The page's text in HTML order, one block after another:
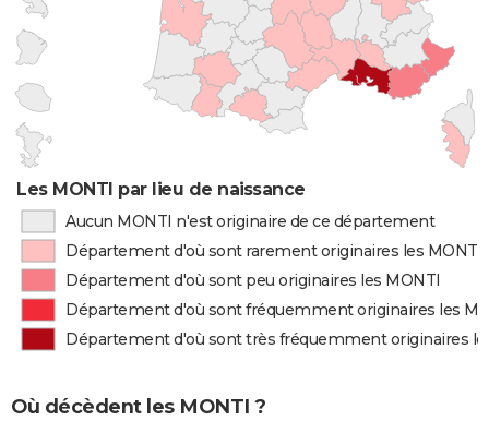
Les MONTI par lieu de naissance
Aucun MONTI n'est originaire de ce département
Département d'où sont rarement originaires les MONTI
Département d'où sont peu originaires les MONTI
Département d'où sont fréquemment originaires les
Département d'où sont très fréquemment originaires
Où décèdent les MONTI ?